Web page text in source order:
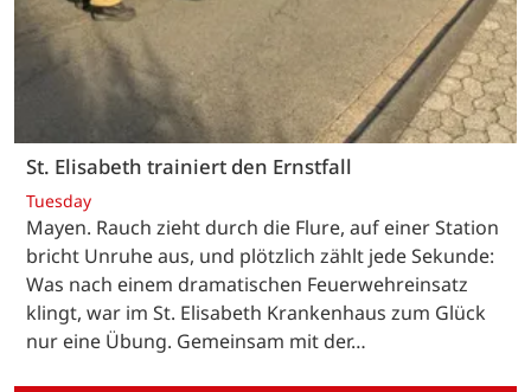
St. Elisabeth trainiert den Ernstfall
Tuesday
Mayen. Rauch zieht durch die Flure, auf einer Station
bricht Unruhe aus, und plötzlich zählt jede Sekunde:
Was nach einem dramatischen Feuerwehreinsatz
klingt, war im St. Elisabeth Krankenhaus zum Glück
nur eine Übung. Gemeinsam mit der…